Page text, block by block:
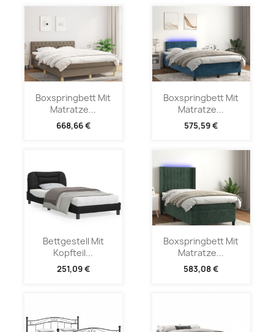
Boxspringbett Mit
Matratze...
668,66 €
Boxspringbett Mit
Matratze...
575,59 €
Bettgestell Mit
Kopfteil...
251,09 €
Boxspringbett Mit
Matratze...
583,08 €